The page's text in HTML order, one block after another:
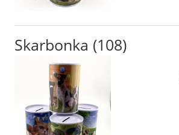
Skarbonka (108)